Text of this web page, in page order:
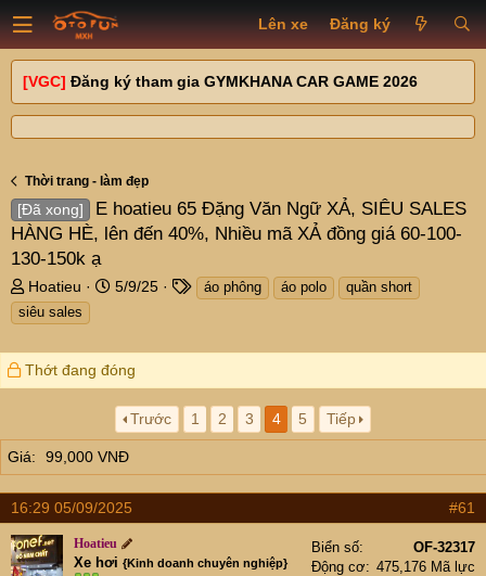
Lên xe Đăng ký
[VGC] Đăng ký tham gia GYMKHANA CAR GAME 2026
Thời trang - làm đẹp
[Đã xong]
E hoatieu 65 Đặng Văn Ngữ XẢ, SIÊU SALES
HÀNG HÈ, lên đến 40%, Nhiều mã XẢ đồng giá 60-100-
130-150k ạ
T
h
r
a
d
a
r
t
e
r
Hoatieu
N
g
ử
i
5/9/25
Táo phông áo polo
quần short
siêu sales
Thớt đang đóng
Trước 1 2 3 4 5 Tiếp
Giá 99,000 VNĐ
16:29 05/09/2025 #61
Hoatieu
Xe hơi {Kinh doanh chuyên nghiệp}
Biển số
OF-32317
Động cơ
475,176 Mã lực